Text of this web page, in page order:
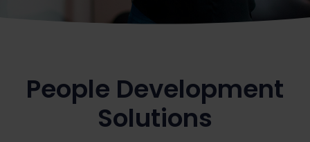
People Development
Solutions